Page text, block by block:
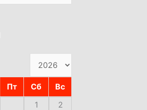
Пт Сб
Вс
1
2